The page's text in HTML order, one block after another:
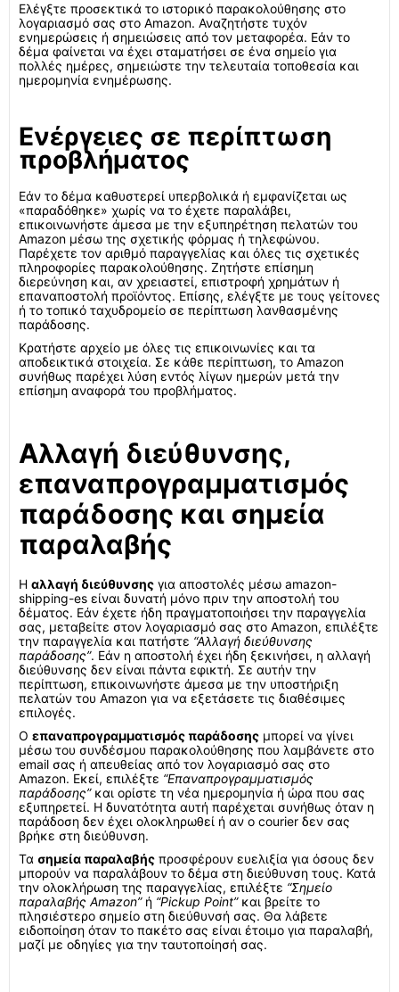
Ελέγξτε προσεκτικά το ιστορικό παρακολούθησης στο
λογαριασμό σας στο Amazon. Αναζητήστε τυχόν
ενημερώσεις ή σημειώσεις από τον μεταφορέα. Εάν το
δέμα φαίνεται να έχει σταματήσει σε ένα σημείο για
πολλές ημέρες, σημειώστε την τελευταία τοποθεσία και
ημερομηνία ενημέρωσης.
Ενέργειες σε περίπτωση
προβλήματος
Εάν το δέμα καθυστερεί υπερβολικά ή εμφανίζεται ως
«παραδόθηκε» χωρίς να το έχετε παραλάβει,
επικοινωνήστε άμεσα με την εξυπηρέτηση πελατών του
Amazon μέσω της σχετικής φόρμας ή τηλεφώνου.
Παρέχετε τον αριθμό παραγγελίας και όλες τις σχετικές
πληροφορίες παρακολούθησης. Ζητήστε επίσημη
διερεύνηση και, αν χρειαστεί, επιστροφή χρημάτων ή
επαναποστολή προϊόντος. Επίσης, ελέγξτε με τους γείτονες
ή το τοπικό ταχυδρομείο σε περίπτωση λανθασμένης
παράδοσης.
Κρατήστε αρχείο με όλες τις επικοινωνίες και τα
αποδεικτικά στοιχεία. Σε κάθε περίπτωση, το Amazon
συνήθως παρέχει λύση εντός λίγων ημερών μετά την
επίσημη αναφορά του προβλήματος.
Αλλαγή διεύθυνσης,
επαναπρογραμματισμός
παράδοσης και σημεία
παραλαβής
Η αλλαγή διεύθυνσης για αποστολές μέσω amazon-
shipping-es είναι δυνατή μόνο πριν την αποστολή του
δέματος. Εάν έχετε ήδη πραγματοποιήσει την παραγγελία
σας, μεταβείτε στον λογαριασμό σας στο Amazon, επιλέξτε
την παραγγελία και πατήστε “Αλλαγή διεύθυνσης
παράδοσης”. Εάν η αποστολή έχει ήδη ξεκινήσει, η αλλαγή
διεύθυνσης δεν είναι πάντα εφικτή. Σε αυτήν την
περίπτωση, επικοινωνήστε άμεσα με την υποστήριξη
πελατών του Amazon για να εξετάσετε τις διαθέσιμες
επιλογές.
Ο επαναπρογραμματισμός παράδοσης μπορεί να γίνει
μέσω του συνδέσμου παρακολούθησης που λαμβάνετε στο
email σας ή απευθείας από τον λογαριασμό σας στο
Amazon. Εκεί, επιλέξτε “Επαναπρογραμματισμός
παράδοσης”και ορίστε τη νέα ημερομηνία ή ώρα που σας
εξυπηρετεί. Η δυνατότητα αυτή παρέχεται συνήθως όταν η
παράδοση δεν έχει ολοκληρωθεί ή αν ο courier δεν σας
βρήκε στη διεύθυνση.
Τα σημεία παραλαβής προσφέρουν ευελιξία για όσους δεν
μπορούν να παραλάβουν το δέμα στη διεύθυνση τους. Κατά
την ολοκλήρωση της παραγγελίας, επιλέξτε “Σημείο
παραλαβής Amazon”ή “Pickup Point”και βρείτε το
πλησιέστερο σημείο στη διεύθυνσή σας. Θα λάβετε
ειδοποίηση όταν το πακέτο σας είναι έτοιμο για παραλαβή,
μαζί με οδηγίες για την ταυτοποίησή σας.